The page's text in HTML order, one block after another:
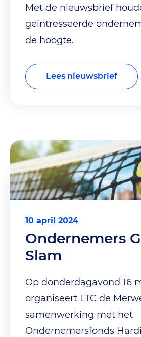
Met de nieuwsbrief
geintresseerde
de hoogte.
Lees nieuwsbrief
10 april 2024
Ondernemers
Slam
Op donderdagavond 16
organiseert LTC de
samenwerking met het
Ondernemersfonds